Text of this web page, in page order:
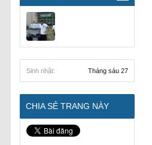
Sinh nhật: Tháng sáu 27
CHIA SẺ TRANG NÀY